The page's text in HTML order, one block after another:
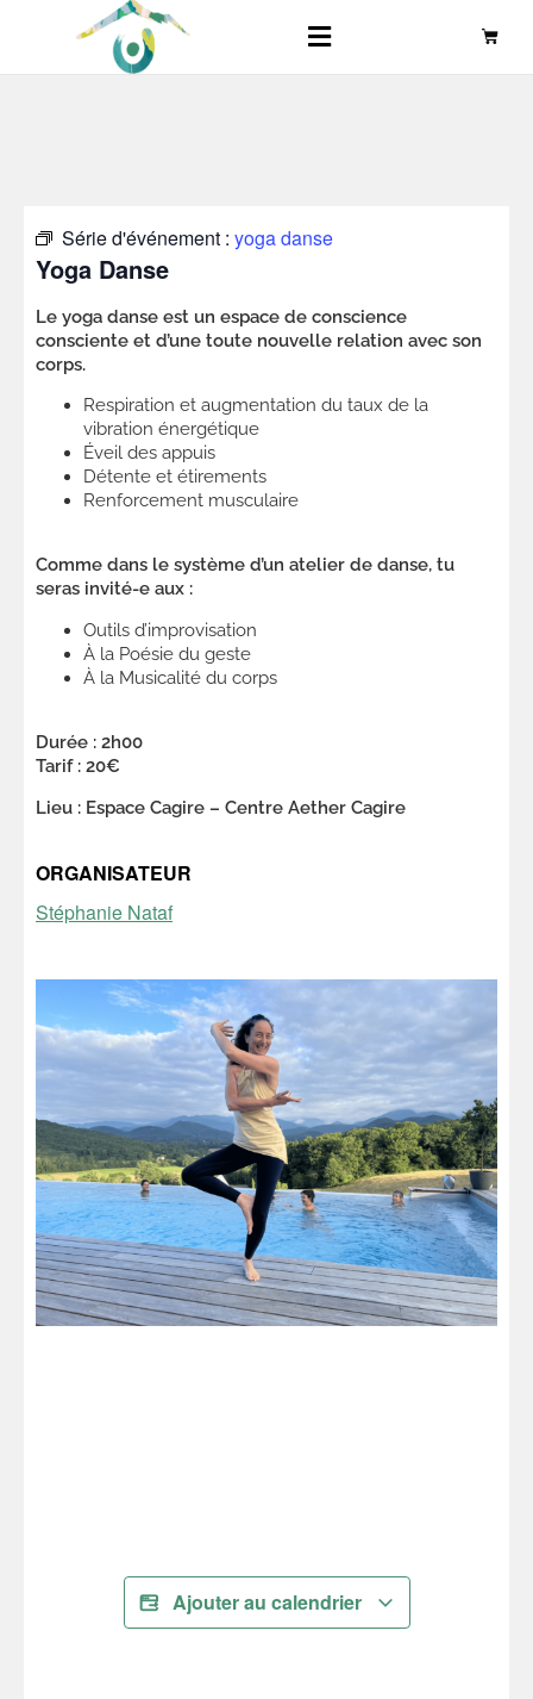
Série d'événement : yoga danse
Yoga Danse
Le yoga danse est un espace de conscience
consciente et d’une toute nouvelle relation avec son
corps.
Respiration et augmentation du taux de la
vibration énergétique
Éveil des appuis
Détente et étirements
Renforcement musculaire
Comme dans le système d’un atelier de danse, tu
seras invité-e aux :
Outils d’improvisation
À la Poésie du geste
À la Musicalité du corps
Durée : 2h00
Tarif : 20€
Lieu : Espace Cagire – Centre Aether Cagire
ORGANISATEUR
Stéphanie Nataf
Ajouter au calendrier